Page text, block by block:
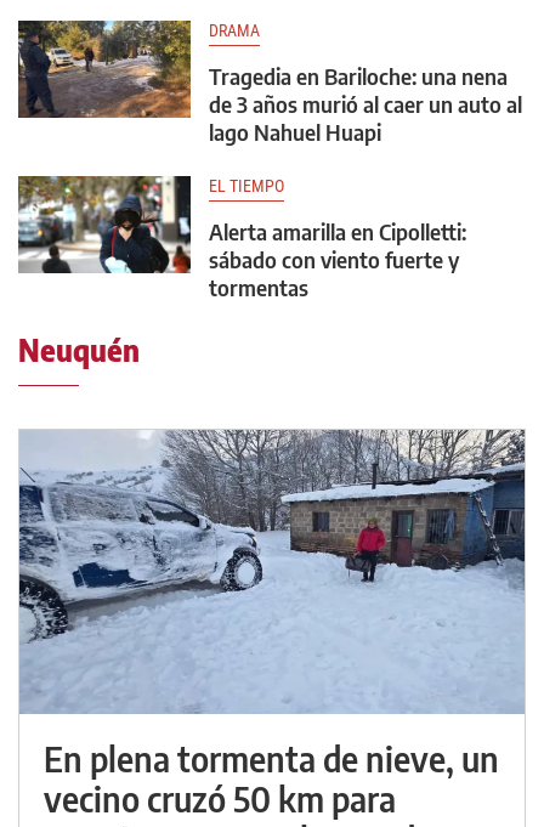
DRAMA
Tragedia en Bariloche: una nena
de 3 años murió al caer un auto al
lago Nahuel Huapi
EL TIEMPO
Alerta amarilla en Cipolletti:
sábado con viento fuerte y
tormentas
Neuquén
En plena tormenta de nieve, un
vecino cruzó 50 km para